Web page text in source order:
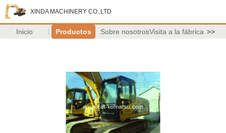
XINDA MACHINERY CO.,LTD
Inicio Productos Sobre nosotrosVisita a la fábrica >>